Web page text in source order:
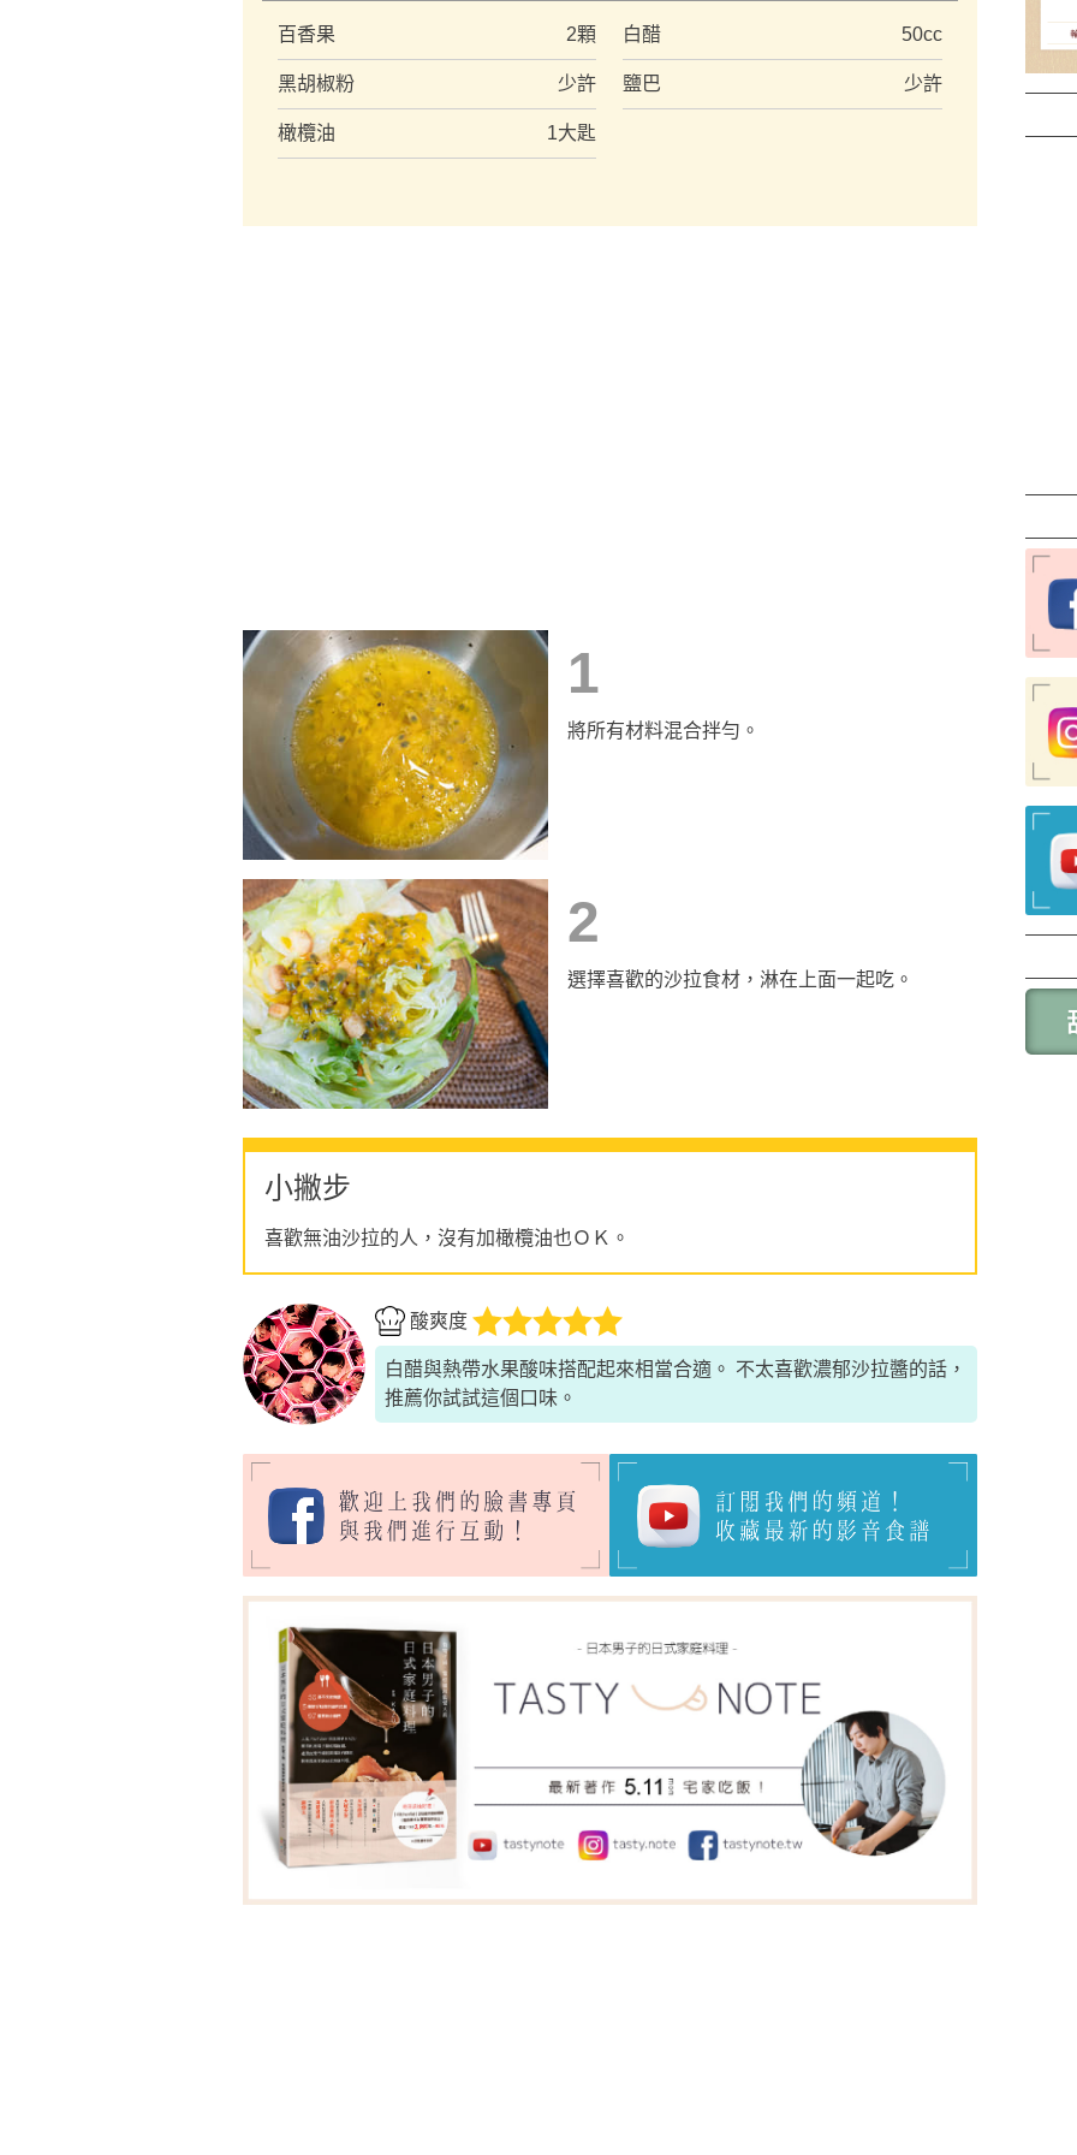
百香果 2顆 白醋 50cc
黑胡椒粉 少許 鹽巴 少許
橄欖油 1大匙
1
將所有材料混合拌勻。
2
選擇喜歡的沙拉食材，淋在上面一起吃。
小撇步
喜歡無油沙拉的人，沒有加橄欖油也ＯＫ。
酸爽度
白醋與熱帶水果酸味搭配起來相當合適。 不太喜歡濃郁沙拉醬的話，
推薦你試試這個口味。